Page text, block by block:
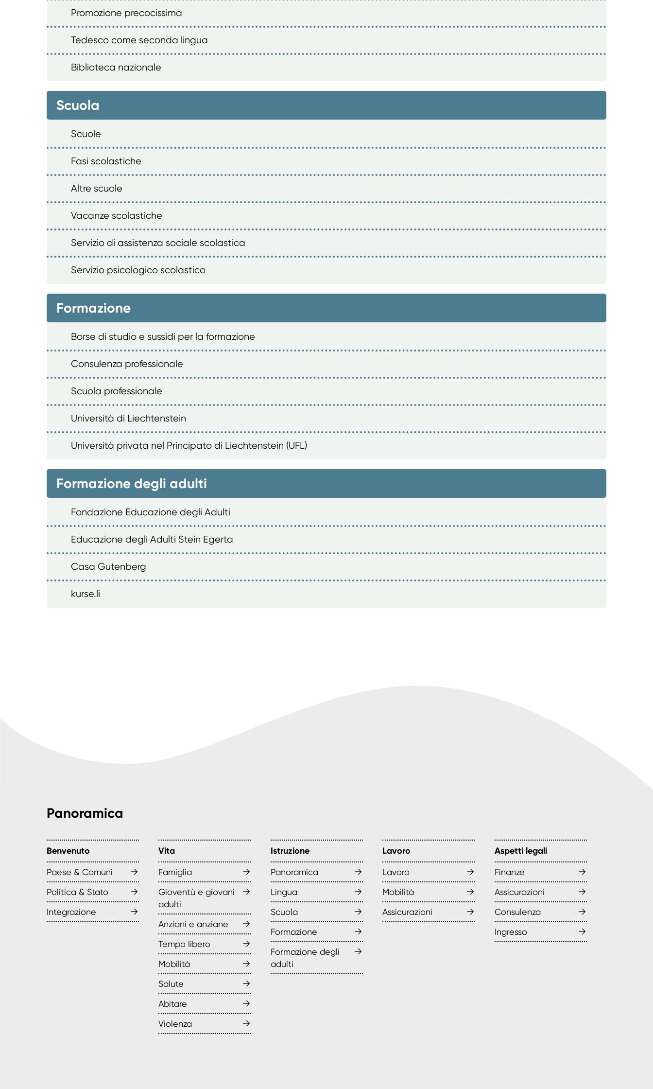
Promozione precocissima
Tedesco come seconda lingua
Biblioteca nazionale
Scuola
Scuole
Fasi scolastiche
Altre scuole
Vacanze scolastiche
Servizio di assistenza sociale scolastica
Servizio psicologico scolastico
Formazione
Borse di studio e sussidi per la formazione
Consulenza professionale
Scuola professionale
Università di Liechtenstein
Università privata nel Principato di Liechtenstein (UFL)
Formazione degli adulti
Fondazione Educazione degli Adulti
Educazione degli Adulti Stein Egerta
Casa Gutenberg
kurse.li
Panoramica
Benvenuto
Paese & Comuni →
Politica & Stato →
Integrazione →
Vita
Famiglia →
Gioventù e giovani
adulti
→
Anziani e anziane →
Tempo libero →
Mobilità →
Salute →
Abitare →
Violenza →
Istruzione
Panoramica →
Lingua →
Scuola →
Formazione →
Formazione degli
adulti
→
Lavoro
Lavoro →
Mobilità →
Assicurazioni →
Aspetti legali
Finanze →
Assicurazioni →
Consulenza →
Ingresso →